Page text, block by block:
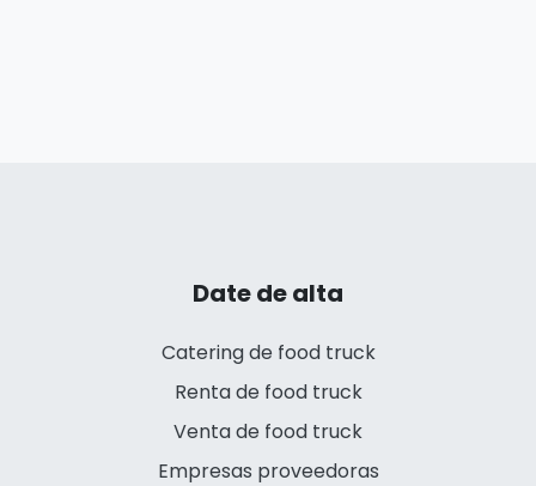
Date de alta
Catering de food truck
Renta de food truck
Venta de food truck
Empresas proveedoras